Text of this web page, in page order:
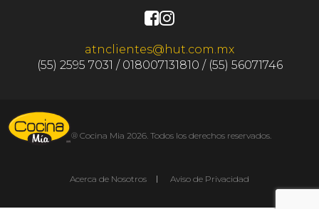
atnclientes@hut.com.mx
(55) 2595 7031 / 018007131810 / (55) 56071746
® Cocina Mia 2026. Todos los derechos reservados.
Acerca de Nosotros Aviso de Privacidad